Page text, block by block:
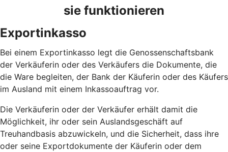
sie funktionieren
Exportinkasso
Bei einem Exportinkasso legt die Genossenschaftsbank
der Verkäuferin oder des Verkäufers die Dokumente, die
die Ware begleiten, der Bank der Käuferin oder des Käufers
im Ausland mit einem Inkassoauftrag vor.
Die Verkäuferin oder der Verkäufer erhält damit die
Möglichkeit, ihr oder sein Auslandsgeschäft auf
Treuhandbasis abzuwickeln, und die Sicherheit, dass ihre
oder seine Exportdokumente der Käuferin oder dem